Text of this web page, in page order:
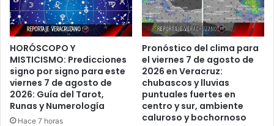
HORÓSCOPO Y
MISTICISMO: Predicciones
signo por signo para este
viernes 7 de agosto de
2026: Guía del Tarot,
Runas y Numerología
Hace 7 horas
Pronóstico del clima para
el viernes 7 de agosto de
2026 en Veracruz:
chubascos y lluvias
puntuales fuertes en
centro y sur, ambiente
caluroso y bochornoso